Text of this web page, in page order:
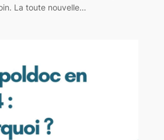
La toute nouvelle…